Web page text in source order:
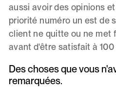
aussi avoir des opinions
priorité numéro un est de
client ne quitte ou ne met
avant d'être satisfait à
Des choses que vous
remarquées.